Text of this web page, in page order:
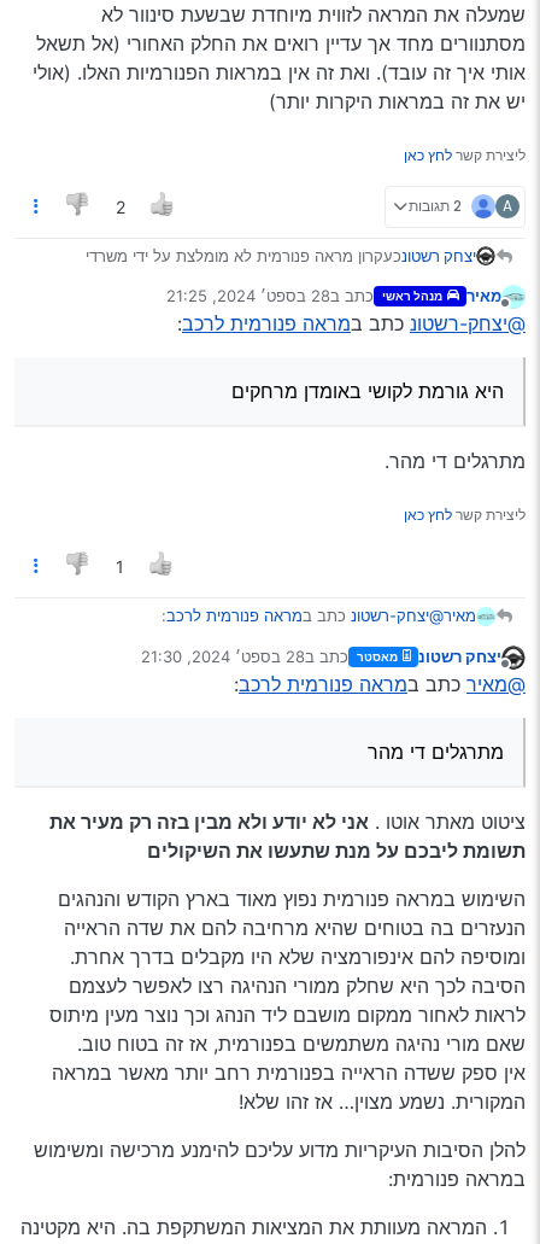
שמעלה את המראה לזווית מיוחדת שבשעת סינוור לא
מסתנוורים מחד אך עדיין רואים את החלק האחורי (אל תשאל
אותי איך זה עובד). ואת זה אין במראות הפנורמיות האלו. (אולי
יש את זה במראות היקרות יותר)
ליצירת קשר לחץ כאן
A 2 תגובות 2
יצחק רשטונכעקרון מראה פנורמית לא מומלצת על ידי משרדי
מרחקים
מאיר מנהל ראשי כתב ב28 בספט׳ 2024, 21:25
נערך לאחרונה על ידי
@יצחק-רשטונ כתב במראה פנורמית לרכב:
היא גורמת לקושי באומדן מרחקים
מתרגלים די מהר.
ליצירת קשר לחץ כאן
1
מאיר@יצחק-רשטונ כתב במראה פנורמית לרכב:
היא גורמת לקושי באומדן מרחקים
מתרגלים די מהר.
יצחק רשטונ מאסטר כתב ב28 בספט׳ 2024, 21:30
נערך לאחרונה על ידי
@מאיר כתב במראה פנורמית לרכב:
מתרגלים די מהר
ציטוט מאתר אוטו . אני לא יודע ולא מבין בזה רק מעיר את
תשומת ליבכם על מנת שתעשו את השיקולים
השימוש במראה פנורמית נפוץ מאוד בארץ הקודש והנהגים
הנעזרים בה בטוחים שהיא מרחיבה להם את שדה הראייה
ומוסיפה להם אינפורמציה שלא היו מקבלים בדרך אחרת.
הסיבה לכך היא שחלק ממורי הנהיגה רצו לאפשר לעצמם
לראות לאחור ממקום מושבם ליד הנהג וכך נוצר מעין מיתוס
שאם מורי נהיגה משתמשים בפנורמית, אז זה בטוח טוב.
אין ספק ששדה הראייה בפנורמית רחב יותר מאשר במראה
המקורית. נשמע מצוין… אז זהו שלא!
להלן הסיבות העיקריות מדוע עליכם להימנע מרכישה ומשימוש
במראה פנורמית:
המראה מעוותת את המציאות המשתקפת בה. היא מקטינה